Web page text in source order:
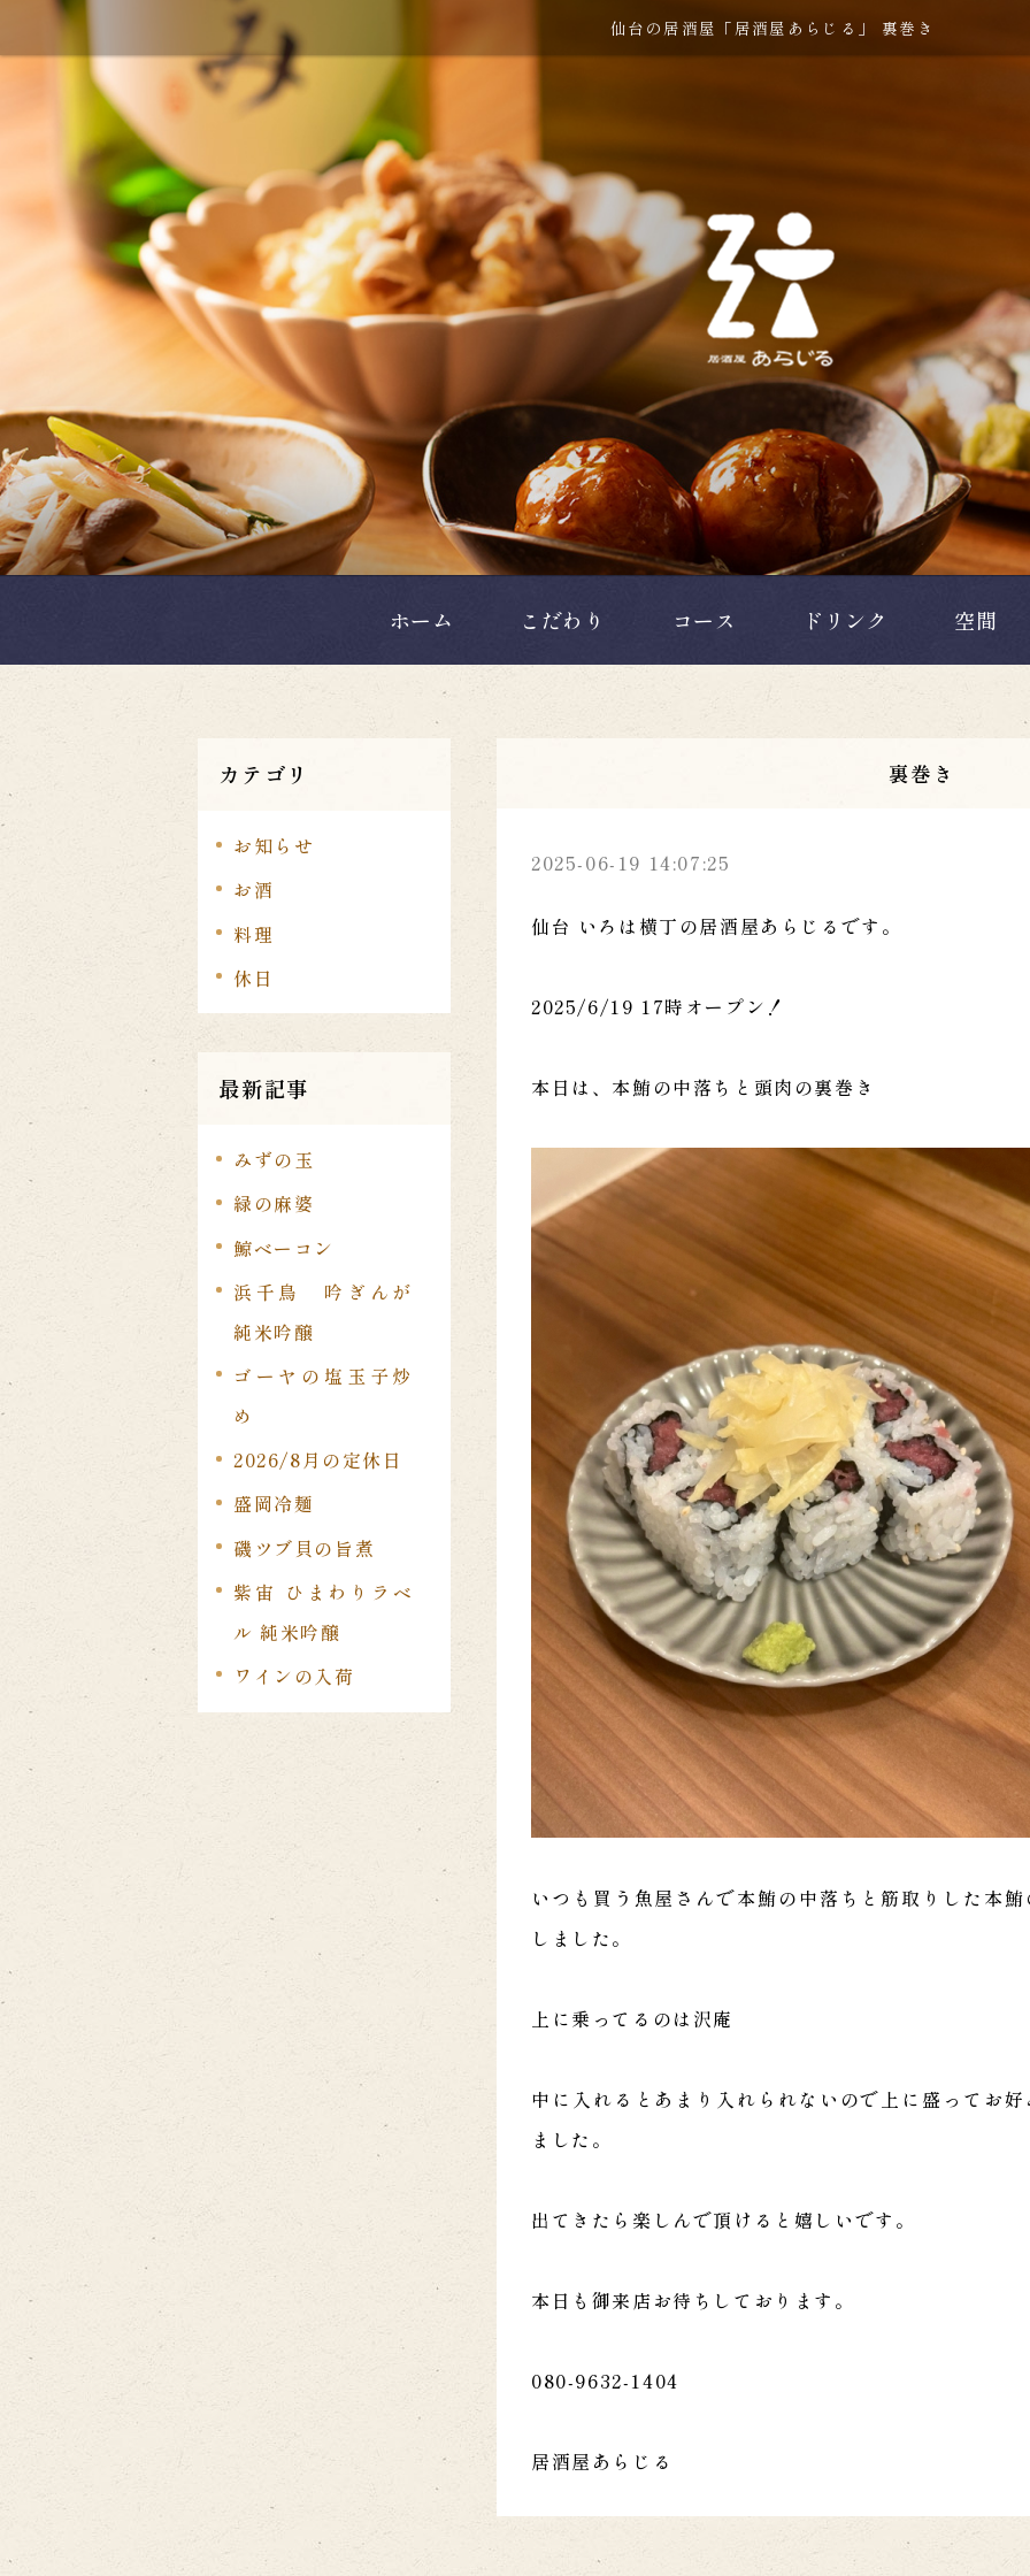
仙台の居酒屋「居酒屋あらじる」 裏巻き
ホーム こだわり コース ドリンク 空間
カテゴリ
お知らせ
お酒
料理
休日
最新記事
みずの玉
緑の麻婆
鯨ベーコン
浜千鳥 吟ぎんが
純米吟醸
ゴーヤの塩玉子炒
め
2026/8月の定休日
盛岡冷麺
磯ツブ貝の旨煮
紫宙 ひまわりラベ
ル 純米吟醸
ワインの入荷
裏巻き
2025-06-19 14:07:25
仙台 いろは横丁の居酒屋あらじるです。
2025/6/19 17時オープン！
本日は、 本鮪の中落ちと頭肉の裏巻き
いつも買う魚屋さんで本鮪の中落ちと筋取りした本
しました。
上に乗ってるのは沢庵
中に入れるとあまり入れられないので上に盛ってお
ました。
出てきたら楽しんで頂けると嬉しいです。
本日も御来店お待ちしております。
080-9632-1404
居酒屋あらじる